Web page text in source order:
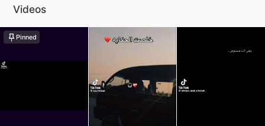
Videos
Pinned